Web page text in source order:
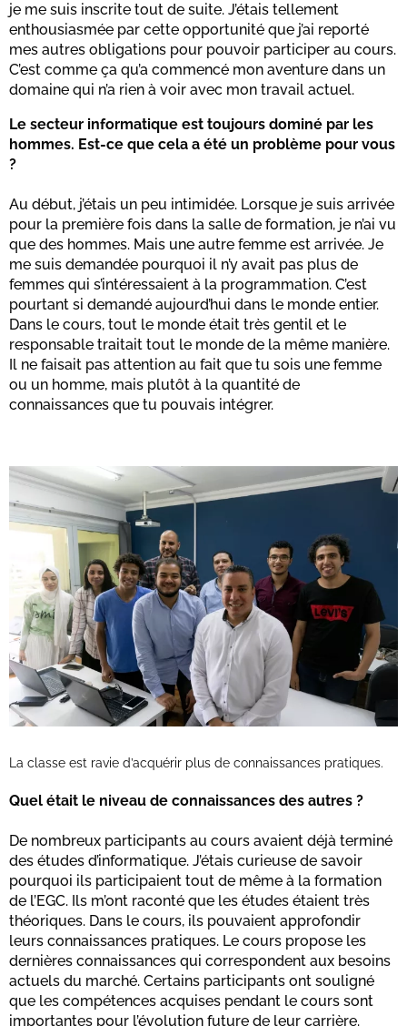
je me suis inscrite tout de suite. J’étais tellement
enthousiasmée par cette opportunité que j’ai reporté
mes autres obligations pour pouvoir participer au cours.
C’est comme ça qu’a commencé mon aventure dans un
domaine qui n’a rien à voir avec mon travail actuel.
Le secteur informatique est toujours dominé par les
hommes. Est-ce que cela a été un problème pour vous
?
Au début, j’étais un peu intimidée. Lorsque je suis arrivée
pour la première fois dans la salle de formation, je n’ai vu
que des hommes. Mais une autre femme est arrivée. Je
me suis demandée pourquoi il n’y avait pas plus de
femmes qui s’intéressaient à la programmation. C’est
pourtant si demandé aujourd’hui dans le monde entier.
Dans le cours, tout le monde était très gentil et le
responsable traitait tout le monde de la même manière.
Il ne faisait pas attention au fait que tu sois une femme
ou un homme, mais plutôt à la quantité de
connaissances que tu pouvais intégrer.
La classe est ravie d’acquérir plus de connaissances pratiques.
Quel était le niveau de connaissances des autres ?
De nombreux participants au cours avaient déjà terminé
des études d’informatique. J’étais curieuse de savoir
pourquoi ils participaient tout de même à la formation
de l’EGC. Ils m’ont raconté que les études étaient très
théoriques. Dans le cours, ils pouvaient approfondir
leurs connaissances pratiques. Le cours propose les
dernières connaissances qui correspondent aux besoins
actuels du marché. Certains participants ont souligné
que les compétences acquises pendant le cours sont
importantes pour l’évolution future de leur carrière.